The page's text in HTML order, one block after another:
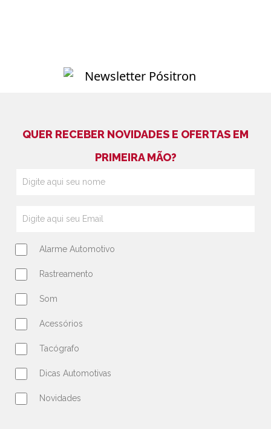
QUER RECEBER NOVIDADES E OFERTAS EM
PRIMEIRA MÃO?
Alarme Automotivo
Rastreamento
Som
Acessórios
Tacógrafo
Dicas Automotivas
Novidades